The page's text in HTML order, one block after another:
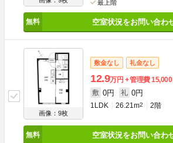
最上階
空室状況をお問い合わ
画像：9枚
敷金なし 礼金なし
12.9万円 管理費15,000
敷 0円 礼 0円
1LDK 26.21m2 2階
空室状況をお問い合わ